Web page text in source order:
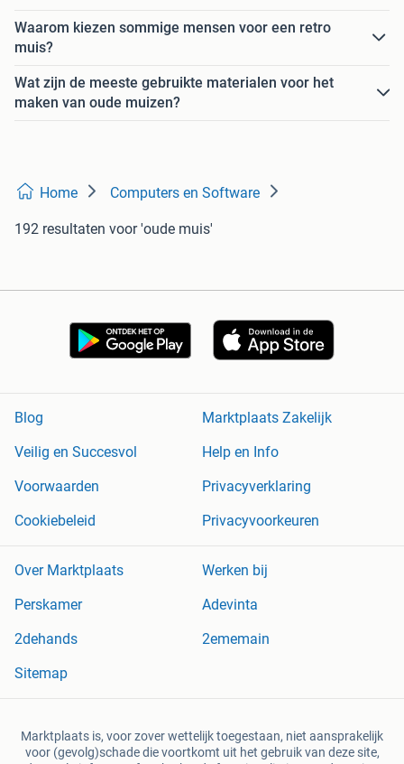
Waarom kiezen sommige mensen voor een retro
muis?
Wat zijn de meeste gebruikte materialen voor het
maken van oude muizen?
Home Computers en Software
192 resultaten voor 'oude muis'
Blog
Marktplaats Zakelijk
Veilig en Succesvol
Help en Info
Voorwaarden
Privacyverklaring
Cookiebeleid
Privacyvoorkeuren
Over Marktplaats
Werken bij
Perskamer
Adevinta
2dehands
2ememain
Sitemap
Marktplaats is, voor zover wettelijk toegestaan, niet aansprakelijk
voor (gevolg)schade die voortkomt uit het gebruik van deze site,